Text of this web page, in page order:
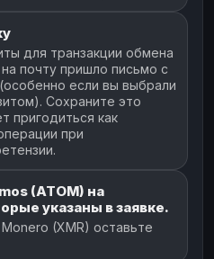
для транзакции обмена
почту пришло письмо с
если вы выбрали
Сохраните это
пригодиться как
при
(ATOM) на
указаны в заявке.
(XMR) оставьте